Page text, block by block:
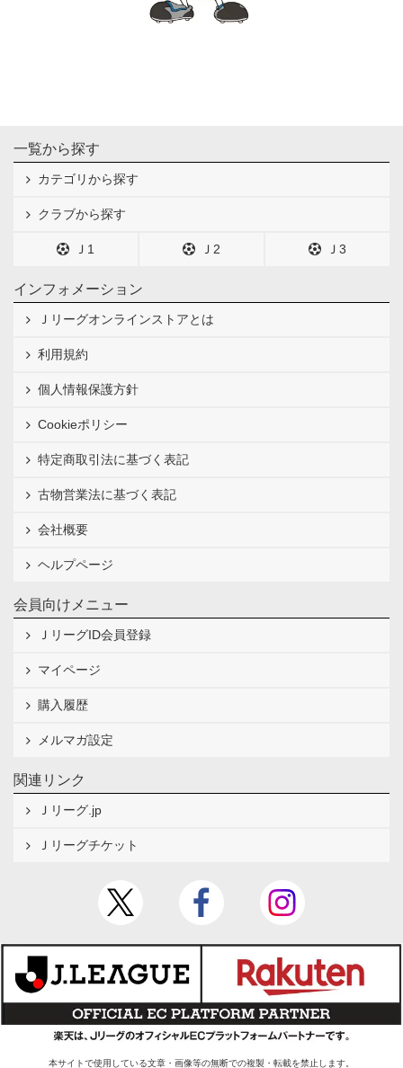
一覧から探す
カテゴリから探す
クラブから探す
Ｊ1 Ｊ2 Ｊ3
インフォメーション
Ｊリーグオンラインストアとは
利用規約
個人情報保護方針
Cookieポリシー
特定商取引法に基づく表記
古物営業法に基づく表記
会社概要
ヘルプページ
会員向けメニュー
ＪリーグID会員登録
マイページ
購入履歴
メルマガ設定
関連リンク
Ｊリーグ.jp
Ｊリーグチケット
本サイトで使用している文章・画像等の無断での複製・転載を禁止します。